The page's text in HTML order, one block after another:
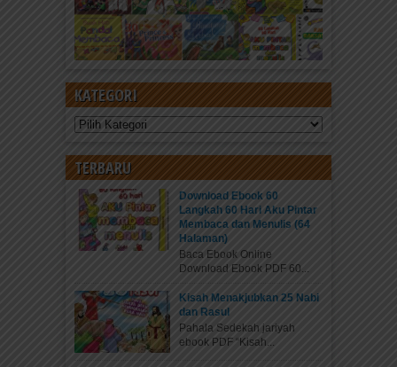
KATEGORI
Kategori
TERBARU
Download Ebook 60
Langkah 60 Hari Aku Pintar
Membaca dan Menulis (64
Halaman)
Baca Ebook Online
Download Ebook PDF 60...
Kisah Menakjubkan 25 Nabi
dan Rasul
Pahala Sedekah jariyah
ebook PDF “Kisah...